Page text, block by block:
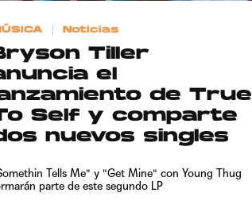
Noticias
Tiller
el
de True
Self y comparte
nuevos singles
Tells Me" y "Get Mine" con Young Thug
parte de este segundo LP